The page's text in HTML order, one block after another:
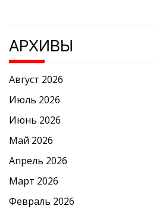
АРХИВЫ
Август 2026
Июль 2026
Июнь 2026
Май 2026
Апрель 2026
Март 2026
Февраль 2026